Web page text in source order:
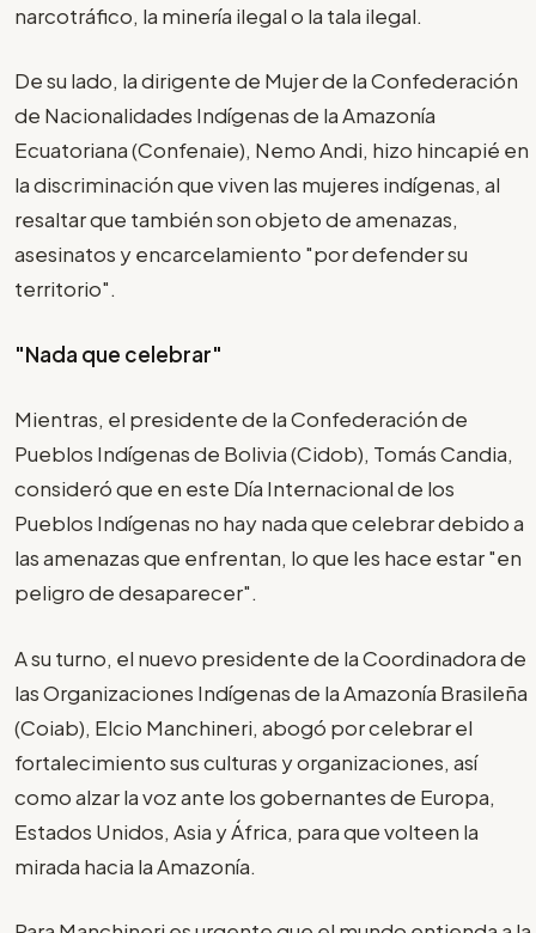
narcotráfico, la minería ilegal o la tala ilegal.
De su lado, la dirigente de Mujer de la Confederación
de Nacionalidades Indígenas de la Amazonía
Ecuatoriana (Confenaie), Nemo Andi, hizo hincapié en
la discriminación que viven las mujeres indígenas, al
resaltar que también son objeto de amenazas,
asesinatos y encarcelamiento "por defender su
territorio".
"Nada que celebrar"
Mientras, el presidente de la Confederación de
Pueblos Indígenas de Bolivia (Cidob), Tomás Candia,
consideró que en este Día Internacional de los
Pueblos Indígenas no hay nada que celebrar debido a
las amenazas que enfrentan, lo que les hace estar "en
peligro de desaparecer".
A su turno, el nuevo presidente de la Coordinadora de
las Organizaciones Indígenas de la Amazonía Brasileña
(Coiab), Elcio Manchineri, abogó por celebrar el
fortalecimiento sus culturas y organizaciones, así
como alzar la voz ante los gobernantes de Europa,
Estados Unidos, Asia y África, para que volteen la
mirada hacia la Amazonía.